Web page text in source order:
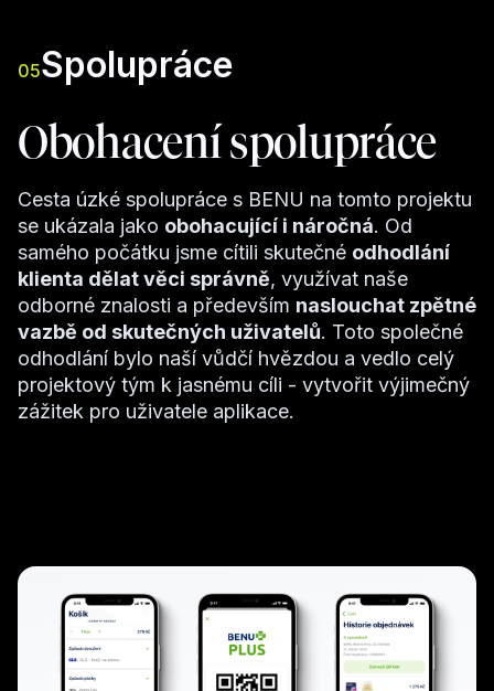
05Spolupráce
Obohacení spolupráce
Cesta úzké spolupráce s BENU na tomto projektu
se ukázala jako obohacující i náročná. Od
samého počátku jsme cítili skutečné odhodlání
klienta dělat věci správně, využívat naše
odborné znalosti a především naslouchat zpětné
vazbě od skutečných uživatelů. Toto společné
odhodlání bylo naší vůdčí hvězdou a vedlo celý
projektový tým k jasnému cíli - vytvořit výjimečný
zážitek pro uživatele aplikace.